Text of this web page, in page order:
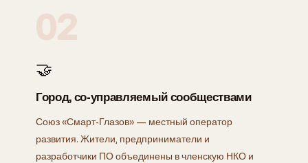
02
🤝
Город, со-управляемый сообществами
Союз «Смарт-Глазов» — местный оператор
развития. Жители, предприниматели и
разработчики ПО объединены в членскую НКО и